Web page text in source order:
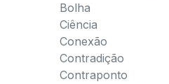
Bolha
Ciência
Conexão
Contradição
Contraponto